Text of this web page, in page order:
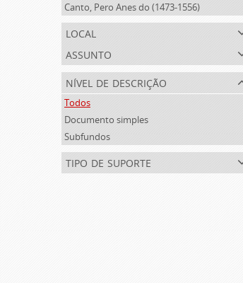
Canto, Pero Anes do (1473-1556)
local
assunto
nível de descrição
Todos
Documento simples
Subfundos
tipo de suporte